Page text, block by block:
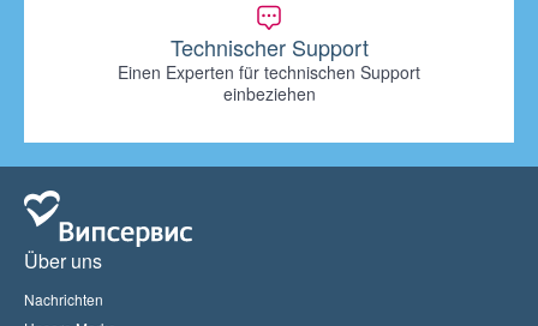
Technischer Support
Einen Experten für technischen Support
einbeziehen
Über uns
Nachrichten